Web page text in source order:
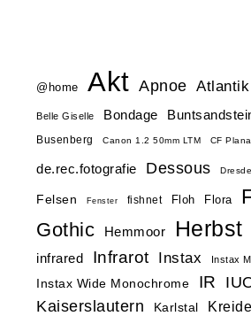
@home Akt Apnoe Atlantik
Belle Giselle Bondage
Busenberg Canon 1.2 50mm LTM CF
de.rec.fotografie Dessous
Felsen Fenster fishnet Floh Flora
Gothic Hemmoor Herbst
infrared Infrarot Instax Instax
Instax Wide Monochrome
IR
Kaiserslautern
Karlstal